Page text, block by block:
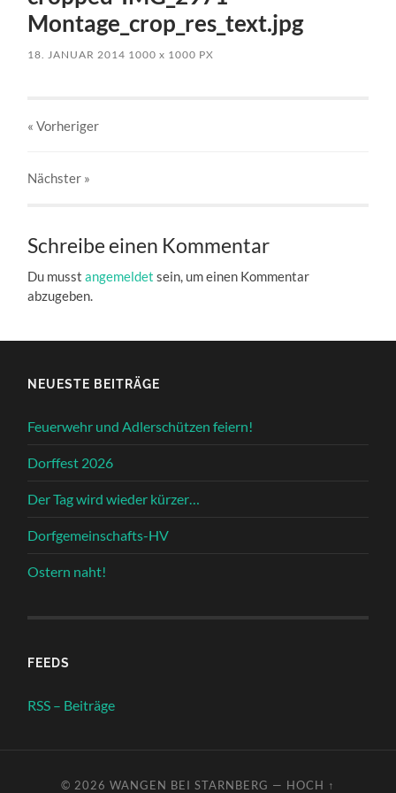
Montage_crop_res_text.jpg
18. JANUAR 2014 1000x 1000 PX
« Vorheriger
Nächster »
Schreibe einen Kommentar
Du musstangemeldet sein, um einen Kommentar
abzugeben.
NEUESTE BEITRÄGE
Feuerwehr und Adlerschützen feiern!
Dorffest 2026
Der Tag wird wieder kürzer…
Dorfgemeinschafts-HV
Ostern naht!
FEEDS
RSS – Beiträge
© 2026 WANGEN BEI STARNBERG — HOCH ↑